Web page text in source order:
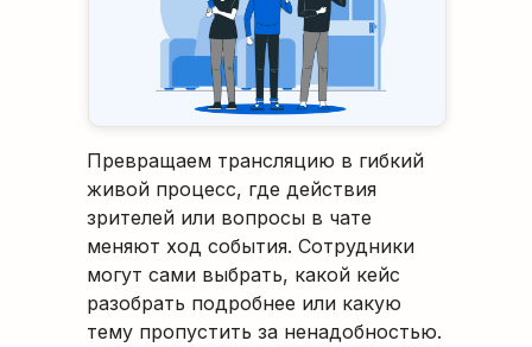
Превращаем трансляцию в гибкий
живой процесс, где действия
зрителей или вопросы в чате
меняют ход события. Сотрудники
могут сами выбрать, какой кейс
разобрать подробнее или какую
тему пропустить за ненадобностью.